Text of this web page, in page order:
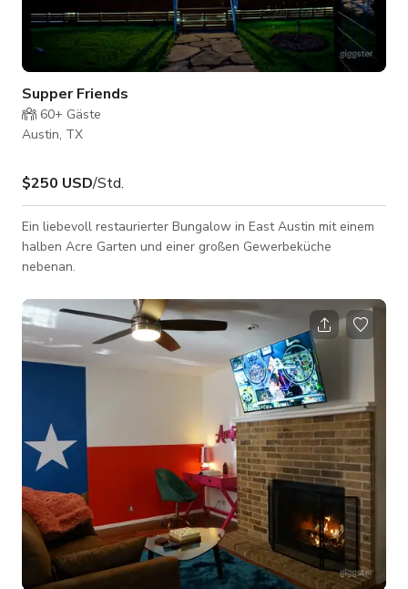
Supper Friends
60+ Gäste
Austin, TX
$250 USD/Std.
Ein liebevoll restaurierter Bungalow in East Austin mit einem
halben Acre Garten und einer großen Gewerbeküche
nebenan.